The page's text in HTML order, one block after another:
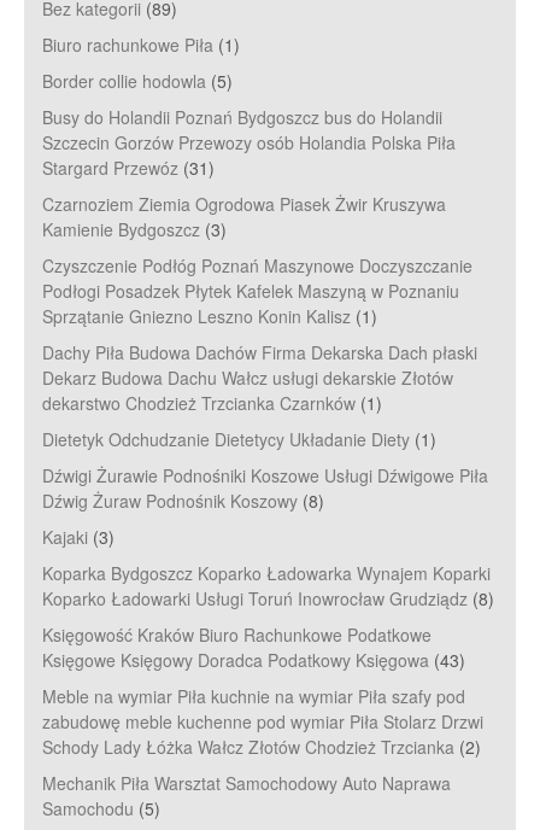
Bez kategorii (89)
Biuro rachunkowe Piła (1)
Border collie hodowla (5)
Busy do Holandii Poznań Bydgoszcz bus do Holandii
Szczecin Gorzów Przewozy osób Holandia Polska Piła
Stargard Przewóz (31)
Czarnoziem Ziemia Ogrodowa Piasek Żwir Kruszywa
Kamienie Bydgoszcz (3)
Czyszczenie Podłóg Poznań Maszynowe Doczyszczanie
Podłogi Posadzek Płytek Kafelek Maszyną w Poznaniu
Sprzątanie Gniezno Leszno Konin Kalisz (1)
Dachy Piła Budowa Dachów Firma Dekarska Dach płaski
Dekarz Budowa Dachu Wałcz usługi dekarskie Złotów
dekarstwo Chodzież Trzcianka Czarnków (1)
Dietetyk Odchudzanie Dietetycy Układanie Diety (1)
Dźwigi Żurawie Podnośniki Koszowe Usługi Dźwigowe Piła
Dźwig Żuraw Podnośnik Koszowy (8)
Kajaki (3)
Koparka Bydgoszcz Koparko Ładowarka Wynajem Koparki
Koparko Ładowarki Usługi Toruń Inowrocław Grudziądz (8)
Księgowość Kraków Biuro Rachunkowe Podatkowe
Księgowe Księgowy Doradca Podatkowy Księgowa (43)
Meble na wymiar Piła kuchnie na wymiar Piła szafy pod
zabudowę meble kuchenne pod wymiar Piła Stolarz Drzwi
Schody Lady Łóżka Wałcz Złotów Chodzież Trzcianka (2)
Mechanik Piła Warsztat Samochodowy Auto Naprawa
Samochodu (5)